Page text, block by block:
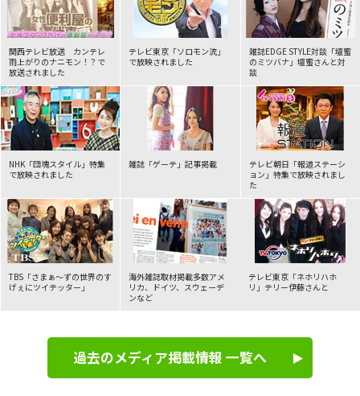
2026年06月04日
TV
NEW!
読売テレビ「かんさい情報ネットten. アナタの味方！
お役に立ちます！」にて放送されました。
2026年05月27日
ラジオ
KBS京都ラジオ「笑福亭晃瓶のほっかほかラジオ」にてクライ
アントパートナーズのレンタルお母さんが紹介されました。
2026年05月19日
TV
フジテレビ『ノンストップ！』にて、「感謝代行」が紹介され
ました。
関西テレビ放送 カンテレ
雨上がりのナニモン！？で
放送されました
テレビ東京「ソロモン流」
で放映されました
雑誌EDGE STYLE対談 「壇蜜
のミツバナ」壇蜜さんと対
談
NHK「団塊スタイル」特集
で放映されました
雑誌「ゲーテ」記事掲載
テレビ朝日「報道ステーシ
ョン」 特集で放映されまし
た
TBS「さまぁ～ずの世界のす
げぇにツイテッター」
海外雑誌取材掲載多数アメ
リカ、 ドイツ、スウェーデ
ンなど
テレビ東京「ネホリハホ
リ」 テリー伊藤さんと
過去のメディア掲載情報 一覧へ